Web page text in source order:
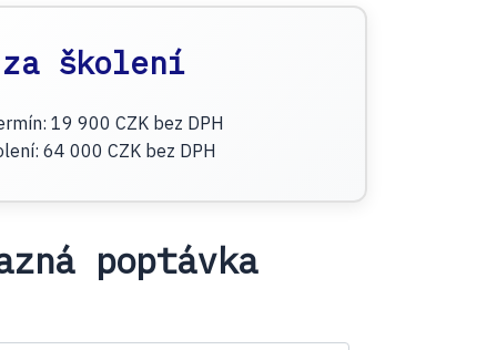
za školení
: 19 900 CZK bez DPH
: 64 000 CZK bez DPH
poptávka